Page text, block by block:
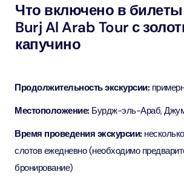
Что включено в
Burj Al Arab Tour с
капучино
Продолжительность экскурсии:
Местоположение: Бурдж-эль-Араб,
Время проведения экскурсии:
слотов ежедневно (необходимо
бронирование)